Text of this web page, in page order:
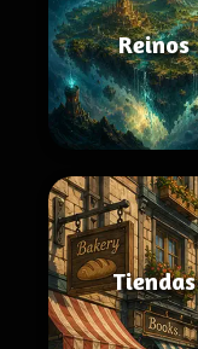
Reinos
Tiendas